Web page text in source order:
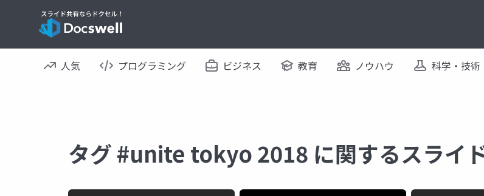
人気 プログラミング ビジネス 教育 ノウハウ 科学・技術
タグ #unite tokyo 2018 に関するスライ